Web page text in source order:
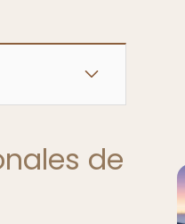
de